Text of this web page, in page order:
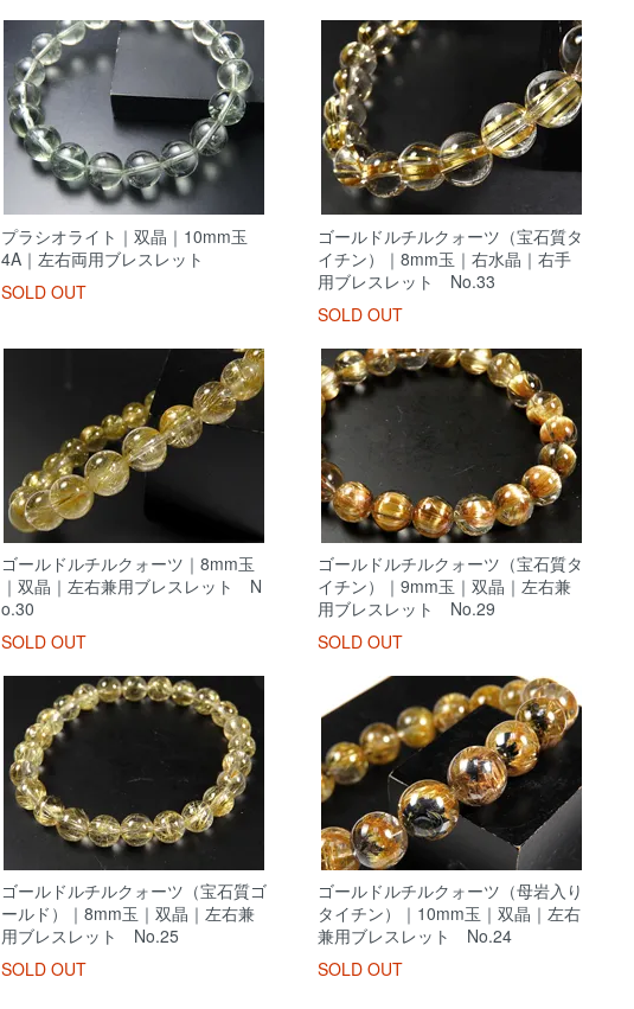
プラシオライト｜双晶｜10mm玉
4A｜左右両用ブレスレット
SOLD OUT
ゴールドルチルクォーツ（宝石質タ
イチン）｜8mm玉｜右水晶｜右手
用ブレスレット No.33
SOLD OUT
ゴールドルチルクォーツ｜8mm玉
｜双晶｜左右兼用ブレスレット N
o.30
SOLD OUT
ゴールドルチルクォーツ（宝石質タ
イチン）｜9mm玉｜双晶｜左右兼
用ブレスレット No.29
SOLD OUT
ゴールドルチルクォーツ（宝石質ゴ
ールド）｜8mm玉｜双晶｜左右兼
用ブレスレット No.25
SOLD OUT
ゴールドルチルクォーツ（母岩入り
タイチン）｜10mm玉｜双晶｜左右
兼用ブレスレット No.24
SOLD OUT